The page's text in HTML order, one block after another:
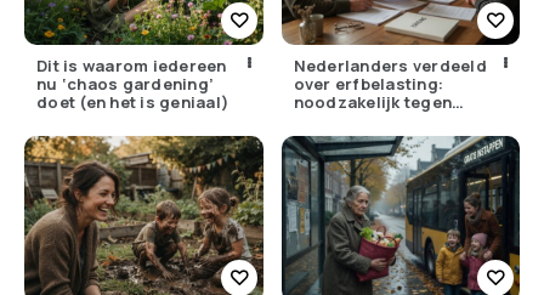
Dit is waarom iedereen
nu ‘chaos gardening’
doet (en het is geniaal)
Nederlanders verdeeld
over erfbelasting:
noodzakelijk tegen